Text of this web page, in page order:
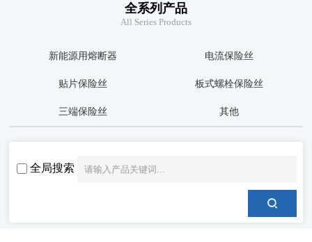
全系列产品
All Series Products
新能源用熔断器 电流保险丝
贴片保险丝 板式螺栓保险丝
三端保险丝 其他
全局搜索